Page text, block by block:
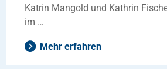
Katrin Mangold und Kathrin
im …
Mehr erfahren